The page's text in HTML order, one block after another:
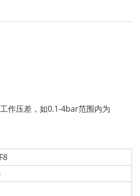
作压差，如0.1-4bar范围内为